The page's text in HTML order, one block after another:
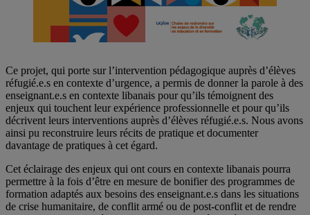
Ce projet, qui porte sur l’intervention pédagogique auprès d’élèves
réfugié.e.s en contexte d’urgence, a permis de donner la parole à des
enseignant.e.s en contexte libanais pour qu’ils témoignent des
enjeux qui touchent leur expérience professionnelle et pour qu’ils
décrivent leurs interventions auprès d’élèves réfugié.e.s. Nous avons
ainsi pu reconstruire leurs récits de pratique et documenter
davantage de pratiques à cet égard.
Cet éclairage des enjeux qui ont cours en contexte libanais pourra
permettre à la fois d’être en mesure de bonifier des programmes de
formation adaptés aux besoins des enseignant.e.s dans les situations
de crise humanitaire, de conflit armé ou de post-conflit et de rendre